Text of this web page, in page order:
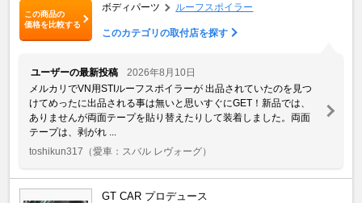
この商品の
価格を比較する
ボディパーツ ルーフスポイラー
このカテゴリの取付店を探す
ユーザーの最新投稿
2026年8月10日
メルカリでVN用STIルーフスポイラーが 出品されていたのを見つ
けてめったに出品される事は無いと思いすぐにGET！新品では、
ありませんが両面テープを貼り替えたりして装着しました。両面
テープは、剥がれ ...
toshikun317 （愛車：スバル レヴォーグ）
GT CAR プロデュース